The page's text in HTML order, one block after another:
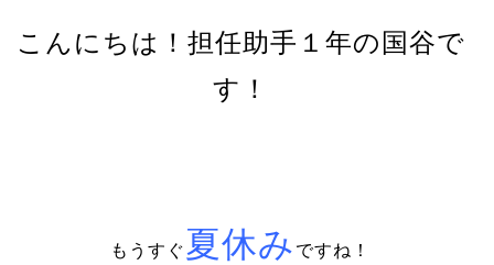
こんにちは！担任助手１年の国谷で
す！
もうすぐ夏休み ですね ！